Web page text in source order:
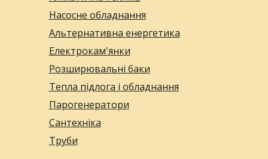
Насосне обладнання
Альтернативна енергетика
Електрокам'янки
Розширювальні баки
Тепла підлога і обладнання
Парогенератори
Сантехніка
Труби